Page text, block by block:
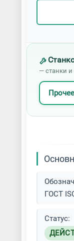
— станки и
ГОСТ
Статус: